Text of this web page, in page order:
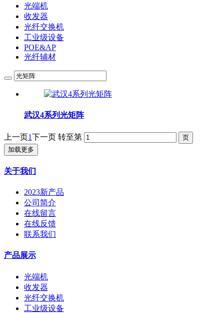
光端机
收发器
光纤交换机
工业级设备
POE&AP
光纤辅材
武汉4系列光矩阵
上一页1下一页 转至第
加载更多
关于我们
2023新产品
公司简介
在线留言
在线反馈
联系我们
产品展示
光端机
收发器
光纤交换机
工业级设备